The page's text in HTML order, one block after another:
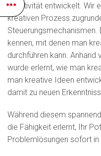
Kreativität entwickelt. Wir
kreativen Prozess
Steuerungsmechanismen.
kennen, mit denen man
durchführen kann. Anhand
wurde erlernt, wie man
man kreative Ideen
damit zu neuen
Während diesem
die Fähigkeit erlernt, Ihr
Problemlösungen sofort